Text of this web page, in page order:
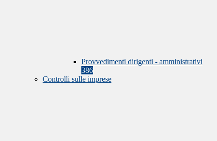
Provvedimenti dirigenti - amministrativi
386
Controlli sulle imprese